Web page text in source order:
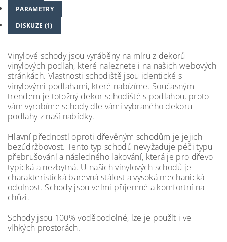
PARAMETRY
DISKUZE (1)
Vinylové schody jsou vyráběny na míru z dekorů
vinylových podlah, které naleznete i na našich webových
stránkách. Vlastnosti schodiště jsou identické s
vinylovými podlahami, které nabízíme. Současným
trendem je totožný dekor schodiště s podlahou, proto
vám vyrobíme schody dle vámi vybraného dekoru
podlahy z naší nabídky.
Hlavní předností oproti dřevěným schodům je jejich
bezúdržbovost. Tento typ schodů nevyžaduje péči typu
přebrušování a následného lakování, která je pro dřevo
typická a nezbytná. U našich vinylových schodů je
charakteristická barevná stálost a vysoká mechanická
odolnost. Schody jsou velmi příjemné a komfortní na
chůzi.
Schody jsou 100% voděoodolné, lze je použít i ve
vlhkých prostorách.